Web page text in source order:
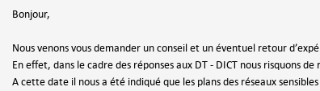
Bonjour,
Nous venons vous demander un conseil et un éventuel retour
En effet, dans le cadre des réponses aux DT - DICT nous risquons
A cette date il nous a été indiqué que les plans des réseaux